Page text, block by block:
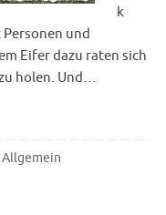
k
und
Eifer dazu raten sich
holen. Und…
Allgemein